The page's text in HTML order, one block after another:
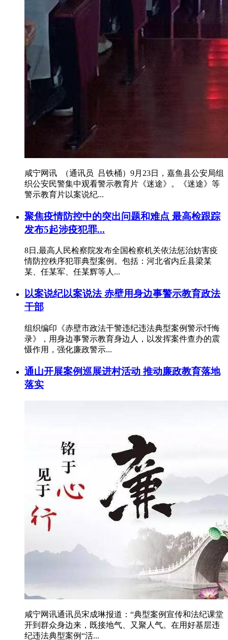
咸宁网讯 （通讯员 吕铁桶）9月23日，嘉鱼县公安局组
织公安民警集中观看警示教育片《迷途》。《迷途》等
警示教育片以案说纪...
聚焦疫情防控中的突出问题和难点 最高检跟踪
发布5起涉疫犯罪...
8日,最高人民检察院发布全国检察机关依法惩治妨害疫
情防控秩序犯罪典型案例。包括：河北省内丘县梁某
某、任某军、任某辉等人...
以案说纪以案说法 赤壁用身边事警示教育政法
干部
组织编印《赤壁市政法干警违纪违法典型案例警示忏悔
录》，用身边事警示教育身边人，以发挥案件查办的震
慑作用，强化廉政警示...
通山开展案例巡展进村活动 推动廉政教育落地
落实
咸宁网讯通讯员宋成琳报道：“典型案例宣传和法纪课堂
开到群众身边来，既接地气、又聚人气。在用好基层违
纪违法典型案例“活...